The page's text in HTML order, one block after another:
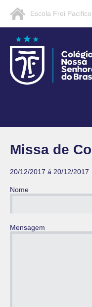
Escola Frei Pacifico
Missa de
20/12/2017 á 20/12/2017
Nome
Mensagem